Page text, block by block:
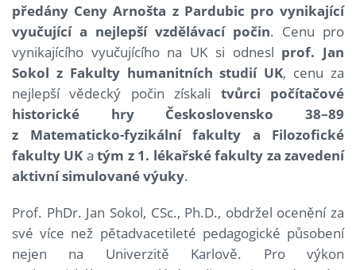
předány Ceny Arnošta z Pardubic pro vynikající
vyučující a nejlepší vzdělávací počin. Cenu pro
vynikajícího vyučujícího na UK si odnesl prof. Jan
Sokol z Fakulty humanitních studií UK, cenu za
nejlepší vědecký počin získali tvůrci počítačové
historické hry Československo 38–89
z Matematicko-fyzikální fakulty a Filozofické
fakulty UK atým z 1. lékařské fakulty za zavedení
aktivní simulované výuky.
Prof. PhDr. Jan Sokol, CSc., Ph.D., obdržel ocenění za
své více než pětadvacetileté pedagogické působení
nejen na Univerzitě Karlově. Pro výkon